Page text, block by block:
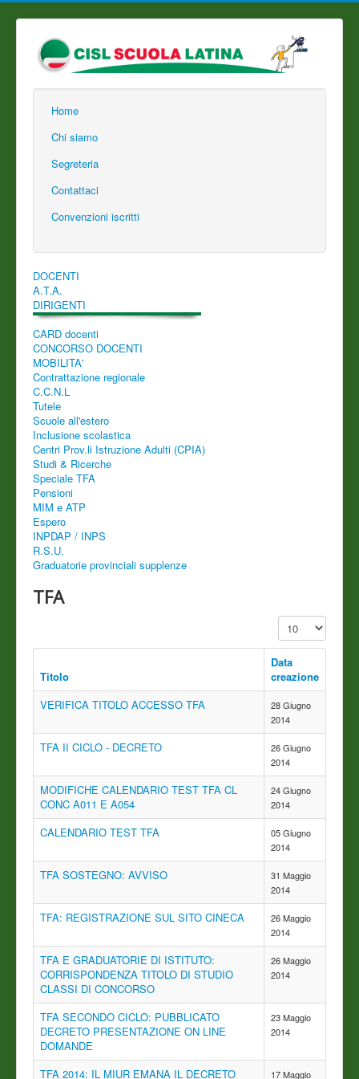
Home
Chi siamo
Segreteria
Contattaci
Convenzioni iscritti
DOCENTI
A.T.A.
DIRIGENTI
CARD docenti
CONCORSO DOCENTI
MOBILITA'
Contrattazione regionale
C.C.N.L
Tutele
Scuole all'estero
Inclusione scolastica
Centri Prov.li Istruzione Adulti (CPIA)
Studi & Ricerche
Speciale TFA
Pensioni
MIM e ATP
Espero
INPDAP / INPS
R.S.U.
Graduatorie provinciali supplenze
TFA
Visualizza n.
Titolo
Data
creazione
VERIFICA TITOLO ACCESSO TFA
28 Giugno
2014
TFA II CICLO - DECRETO
26 Giugno
2014
MODIFICHE CALENDARIO TEST TFA CL
CONC A011 E A054
24 Giugno
2014
CALENDARIO TEST TFA
05 Giugno
2014
TFA SOSTEGNO: AVVISO
31 Maggio
2014
TFA: REGISTRAZIONE SUL SITO CINECA
26 Maggio
2014
TFA E GRADUATORIE DI ISTITUTO:
CORRISPONDENZA TITOLO DI STUDIO
CLASSI DI CONCORSO
26 Maggio
2014
TFA SECONDO CICLO: PUBBLICATO
DECRETO PRESENTAZIONE ON LINE
DOMANDE
23 Maggio
2014
TFA 2014: IL MIUR EMANA IL DECRETO 17 Maggio